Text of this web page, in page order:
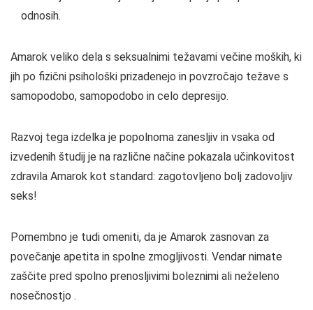
odnosih.
Amarok veliko dela s seksualnimi težavami večine moških, ki
jih po fizični psihološki prizadenejo in povzročajo težave s
samopodobo, samopodobo in celo depresijo.
Razvoj tega izdelka je popolnoma zanesljiv in vsaka od
izvedenih študij je na različne načine pokazala učinkovitost
zdravila Amarok kot standard: zagotovljeno bolj zadovoljiv
seks!
Pomembno je tudi omeniti, da je Amarok zasnovan za
povečanje apetita in spolne zmogljivosti. Vendar nimate
zaščite pred spolno prenosljivimi boleznimi ali neželeno
nosečnostjo .